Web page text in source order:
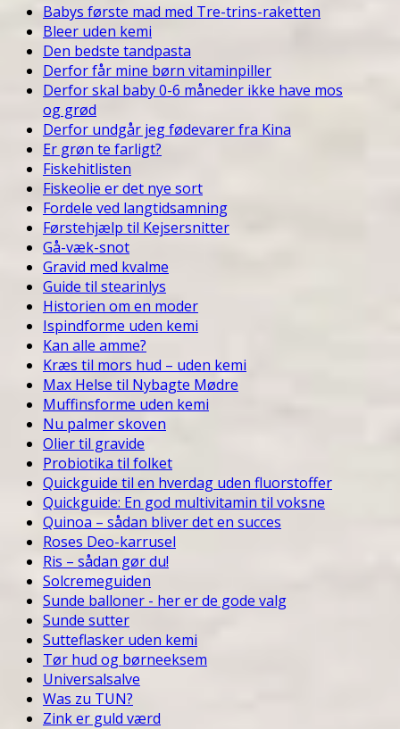
Babys første mad med Tre-trins-raketten
Bleer uden kemi
Den bedste tandpasta
Derfor får mine børn vitaminpiller
Derfor skal baby 0-6 måneder ikke have mos
og grød
Derfor undgår jeg fødevarer fra Kina
Er grøn te farligt?
Fiskehitlisten
Fiskeolie er det nye sort
Fordele ved langtidsamning
Førstehjælp til Kejsersnitter
Gå-væk-snot
Gravid med kvalme
Guide til stearinlys
Historien om en moder
Ispindforme uden kemi
Kan alle amme?
Kræs til mors hud – uden kemi
Max Helse til Nybagte Mødre
Muffinsforme uden kemi
Nu palmer skoven
Olier til gravide
Probiotika til folket
Quickguide til en hverdag uden fluorstoffer
Quickguide: En god multivitamin til voksne
Quinoa – sådan bliver det en succes
Roses Deo-karrusel
Ris – sådan gør du!
Solcremeguiden
Sunde balloner - her er de gode valg
Sunde sutter
Sutteflasker uden kemi
Tør hud og børneeksem
Universalsalve
Was zu TUN?
Zink er guld værd